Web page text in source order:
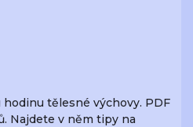
tělesné výchovy. PDF
Najdete v něm tipy na